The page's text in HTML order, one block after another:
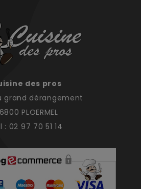
des pros
grand dérangement
PLOERMEL
: 02 97 70 51 14